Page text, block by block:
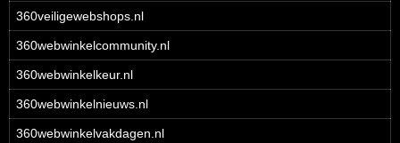
360veiligewebshops.nl
360webwinkelcommunity.nl
360webwinkelkeur.nl
360webwinkelnieuws.nl
360webwinkelvakdagen.nl